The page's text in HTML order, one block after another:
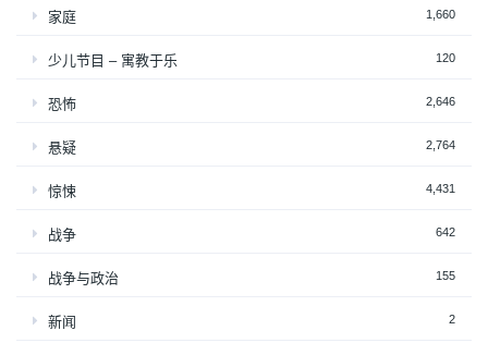
家庭 1,660
少儿节目 – 寓教于乐 120
恐怖 2,646
悬疑 2,764
惊悚 4,431
战争 642
战争与政治 155
新闻 2